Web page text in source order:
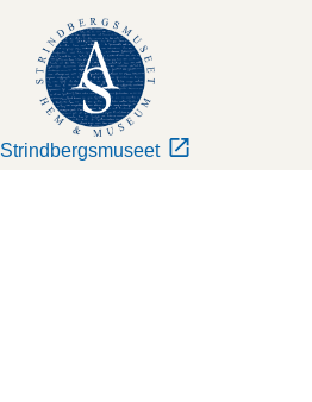
Strindbergsmuseet